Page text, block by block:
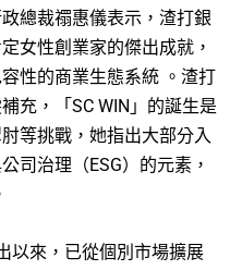
總裁禤惠儀表示，渣打銀
女性創業家的傑出成就，
性的商業生態系統 。渣打
充，「SC WIN」的誕生是
等挑戰，她指出大部分入
司治理（ESG）的元素，
以來，已從個別市場擴展